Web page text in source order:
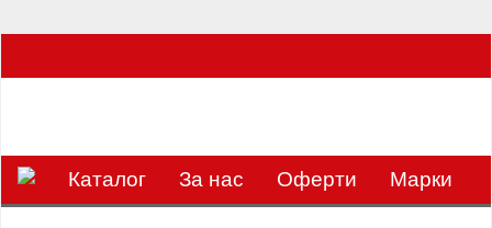
Каталог За нас Оферти Mарки